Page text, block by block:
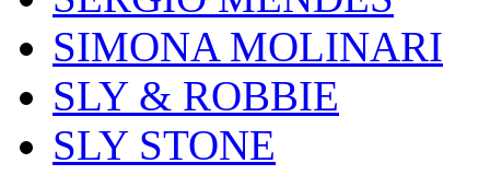
SIMONA MOLINARI
SLY & ROBBIE
SLY STONE